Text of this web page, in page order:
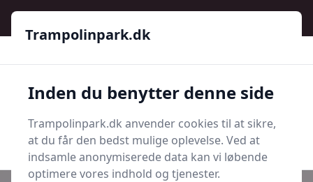
Trampolinpark.dk
Søg nu
Søg nu
Trampolinpark.dk
Inden du benytter denne side
Trampolinpark.dk anvender cookies til at sikre,
at du får den bedst mulige oplevelse. Ved at
indsamle anonymiserede data kan vi løbende
optimere vores indhold og tjenester.